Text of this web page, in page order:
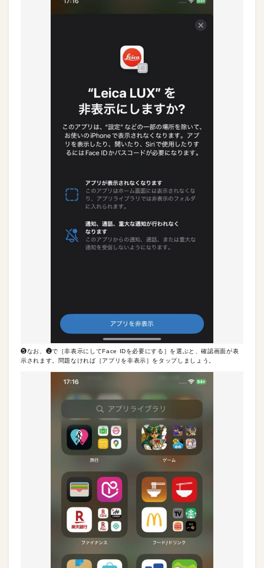
❺なお、❷で［非表示にしてFace IDを必要にする］を選ぶと、確認画面が表
示されます。問題なければ［アプリを非表示］をタップしましょう。